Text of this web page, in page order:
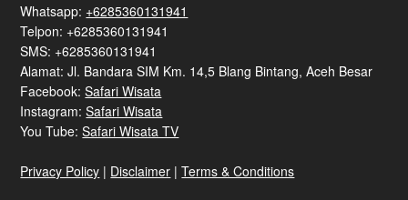
Whatsapp: +6285360131941
Telpon: +6285360131941
SMS: +6285360131941
Alamat: Jl. Bandara SIM Km. 14,5 Blang Bintang, Aceh Besar
Facebook:Safari Wisata
Instagram:Safari Wisata
You Tube:Safari Wisata TV
Privacy Policy | Disclaimer |Terms & Conditions